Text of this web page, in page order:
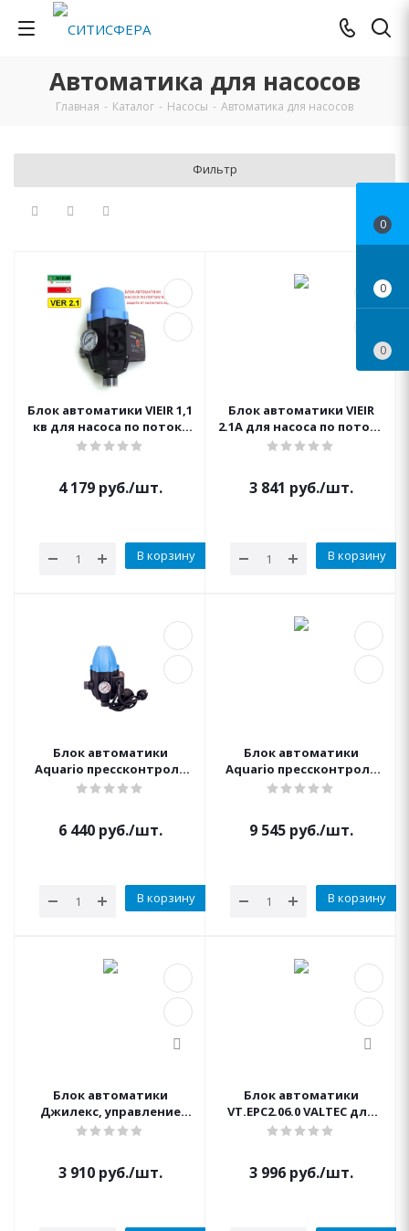
Автоматика для насосов
Главная - Каталог - Насосы - Автоматика для насосов
Фильтр
Блок автоматики VIEIR 1,1
кв для насоса по потоку
воды
4 179руб./шт.
В корзину
Блок автоматики VIEIR
2.1А для насоса по потоку
воды до 1,1 кВт (с
3 841 руб./шт.
В корзину
Блок автоматики
Aquario прессконтроль
тип III до 1,5 кВт 1" НР с
6 440руб./шт.
В корзину
Блок автоматики
Aquario прессконтроль
тип IV/3.0 до 3 Кв, 1 1/4 НР
9 545руб./шт.
В корзину
Блок автоматики
Джилекс, управление
насосом (Китай)
3 910руб./шт.
Блок автоматики
VT.EPC2.06.0 VALTEC для
насоса
3 996руб./шт.
0
0
0